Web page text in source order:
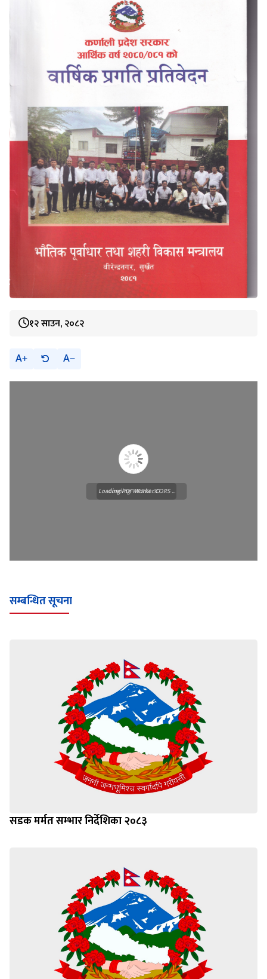
१२ साउन, २०८२
A A
Loading WEBGL 3D ...
Loading PDF Worker CORS ...
सम्बन्धित सूचना
सडक मर्मत सम्भार निर्देशिका २०८३